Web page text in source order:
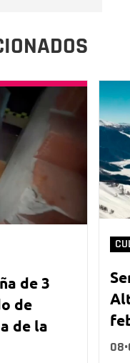
de 3
de
de la